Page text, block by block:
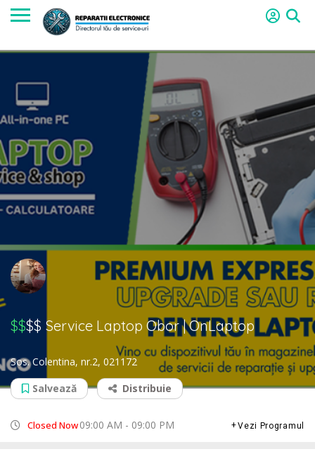
$$$$ Service Laptop Obor | OnLaptop
Sos. Colentina, nr.2, 021172
Salvează
Distribuie
Closed Now09:00 AM - 09:00 PM Vezi Programul